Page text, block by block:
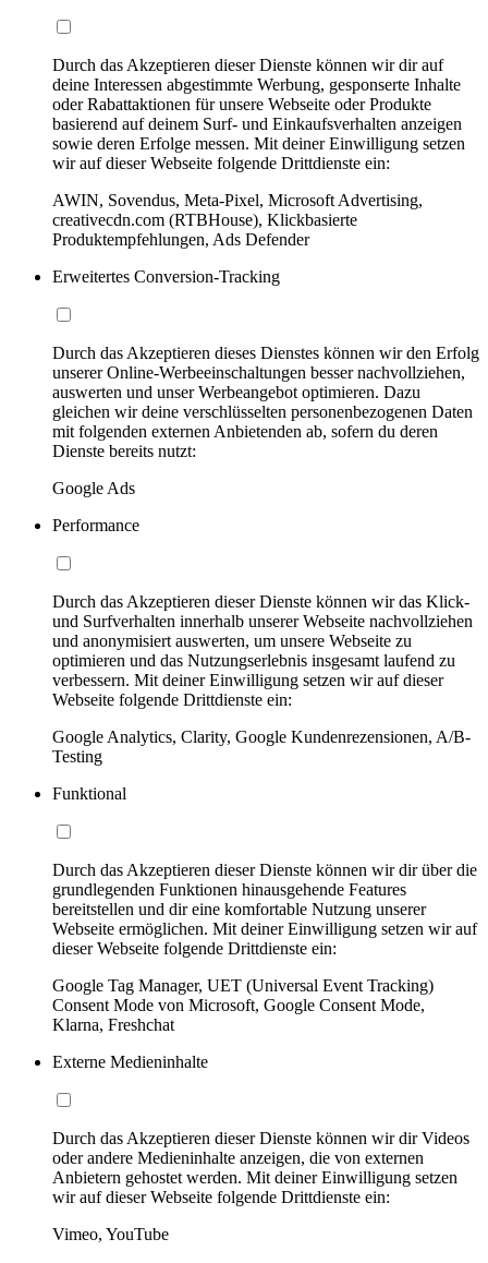
Durch das Akzeptieren dieser Dienste können wir dir auf
deine Interessen abgestimmte Werbung, gesponserte Inhalte
oder Rabattaktionen für unsere Webseite oder Produkte
basierend auf deinem Surf- und Einkaufsverhalten anzeigen
sowie deren Erfolge messen. Mit deiner Einwilligung setzen
wir auf dieser Webseite folgende Drittdienste ein:
AWIN, Sovendus, Meta-Pixel, Microsoft Advertising,
creativecdn.com (RTBHouse), Klickbasierte
Produktempfehlungen, Ads Defender
Erweitertes Conversion-Tracking
Durch das Akzeptieren dieses Dienstes können wir den Erfolg
unserer Online-Werbeeinschaltungen besser nachvollziehen,
auswerten und unser Werbeangebot optimieren. Dazu
gleichen wir deine verschlüsselten personenbezogenen Daten
mit folgenden externen Anbietenden ab, sofern du deren
Dienste bereits nutzt:
Google Ads
Performance
Durch das Akzeptieren dieser Dienste können wir das Klick-
und Surfverhalten innerhalb unserer Webseite nachvollziehen
und anonymisiert auswerten, um unsere Webseite zu
optimieren und das Nutzungserlebnis insgesamt laufend zu
verbessern. Mit deiner Einwilligung setzen wir auf dieser
Webseite folgende Drittdienste ein:
Google Analytics, Clarity, Google Kundenrezensionen, A/B-
Testing
Funktional
Durch das Akzeptieren dieser Dienste können wir dir über die
grundlegenden Funktionen hinausgehende Features
bereitstellen und dir eine komfortable Nutzung unserer
Webseite ermöglichen. Mit deiner Einwilligung setzen wir auf
dieser Webseite folgende Drittdienste ein:
Google Tag Manager, UET (Universal Event Tracking)
Consent Mode von Microsoft, Google Consent Mode,
Klarna, Freshchat
Externe Medieninhalte
Durch das Akzeptieren dieser Dienste können wir dir Videos
oder andere Medieninhalte anzeigen, die von externen
Anbietern gehostet werden. Mit deiner Einwilligung setzen
wir auf dieser Webseite folgende Drittdienste ein:
Vimeo, YouTube